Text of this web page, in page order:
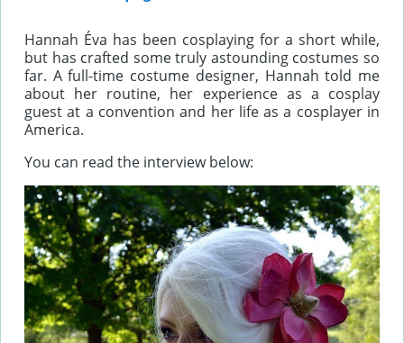
Hannah Éva has been cosplaying for a short while,
but has crafted some truly astounding costumes so
far. A full-time costume designer, Hannah told me
about her routine, her experience as a cosplay
guest at a convention and her life as a cosplayer in
America.
You can read the interview below: